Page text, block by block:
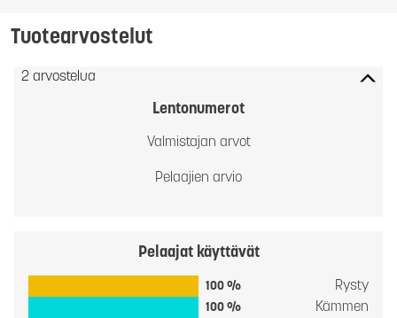
Tuotearvostelut
2 arvostelua
Lentonumerot
Valmistajan arvot
Pelaajien arvio
Pelaajat käyttävät
100 % Rysty
100 % Kämmen